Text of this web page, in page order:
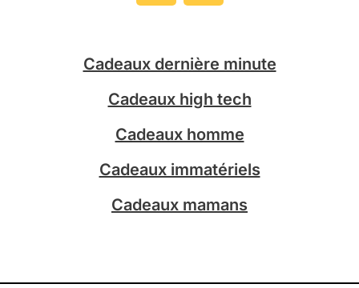
t
r
a
m
t
Cadeaux dernière minute
Cadeaux high tech
Cadeaux homme
Cadeaux immatériels
Cadeaux mamans